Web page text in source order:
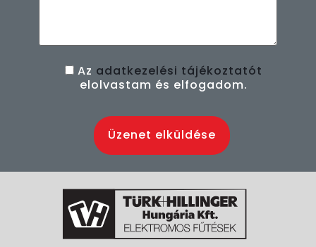
Az adatkezelési tájékoztatót
elolvastam és elfogadom.